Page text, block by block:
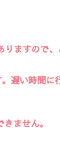
ますので
遅い時間に
ません。